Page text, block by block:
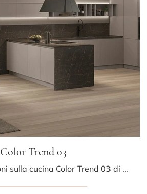
Color Trend 03
Ottieni informazioni sulla cucina Color Trend 03 di Stosa: questa soluzione in laccato opaco sarà la scelta ideale per te!